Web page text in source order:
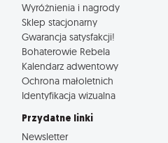
Wyróżnienia i nagrody
Sklep stacjonarny
Gwarancja satysfakcji!
Bohaterowie Rebela
Kalendarz adwentowy
Ochrona małoletnich
Identyfikacja wizualna
Przydatne linki
Newsletter